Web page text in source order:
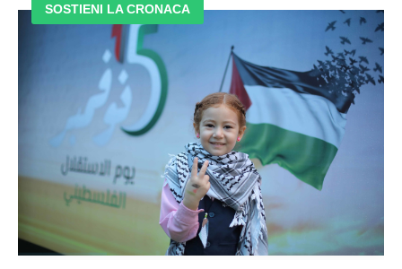
SOSTIENI LA CRONACA